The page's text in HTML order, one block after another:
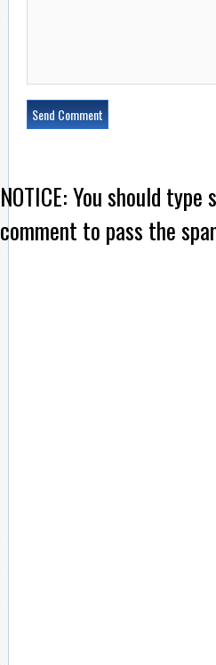
NOTICE:You should type
comment to pass the